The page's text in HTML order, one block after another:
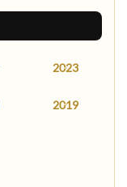
2023
2019